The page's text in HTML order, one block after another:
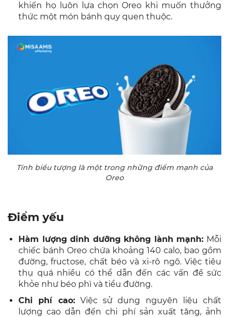
khiến họ luôn lựa chọn Oreo khi muốn thưởng
thức một món bánh quy quen thuộc.
Tính biểu tượng là một trong những điểm mạnh của
Oreo
Điểm yếu
Hàm lượng dinh dưỡng không lành mạnh: Mỗi
chiếc bánh Oreo chứa khoảng 140 calo, bao gồm
đường, fructose, chất béo và xi-rô ngô. Việc tiêu
thụ quá nhiều có thể dẫn đến các vấn đề sức
khỏe như béo phì và tiểu đường.
Chi phí cao:Việc sử dụng nguyên liệu chất
lượng cao dẫn đến chi phí sản xuất tăng, ảnh